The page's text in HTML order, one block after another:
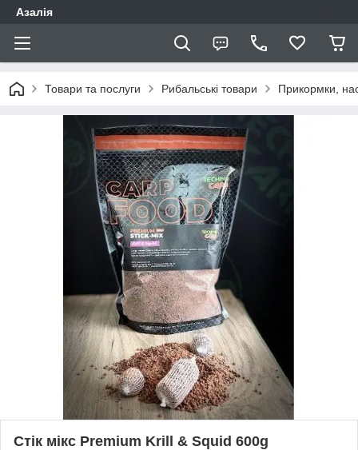
Азалія
Товари та послуги Рибальські товари Прикормки,
Стік мікс Premium Krill & Squid 600g